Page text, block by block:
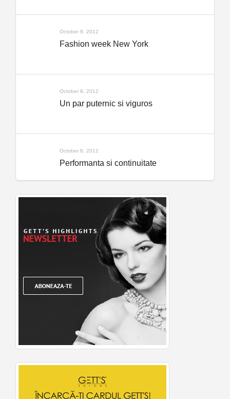
October 8, 2012
Fashion week New York
October 8, 2012
Un par puternic si viguros
October 8, 2012
Performanta si continuitate